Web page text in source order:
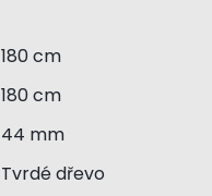
180 cm
180 cm
44 mm
Tvrdé dřevo